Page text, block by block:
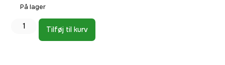
På lager
Tilføj til kurv